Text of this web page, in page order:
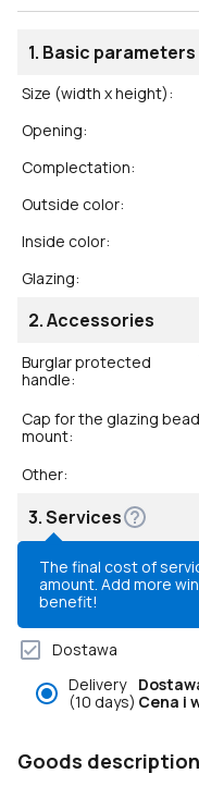
1. Basic parameters
Size (width x height):
Opening:
Complectation:
Outside color:
Inside color:
Glazing:
2.Accessories
Burglar protected
handle:
Cap for the glazing bead
mount:
Other:
3.Services
The final cost of
amount. Add more
benefit!
Dostawa
Delivery
(10 days) Cena i
Goods description